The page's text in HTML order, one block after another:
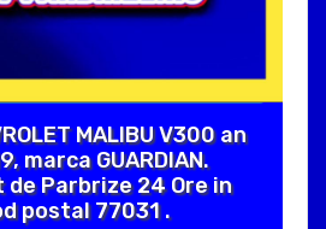
MALIBU V300 an
marca GUARDIAN.
de Parbrize 24 Ore in
postal 77031 .